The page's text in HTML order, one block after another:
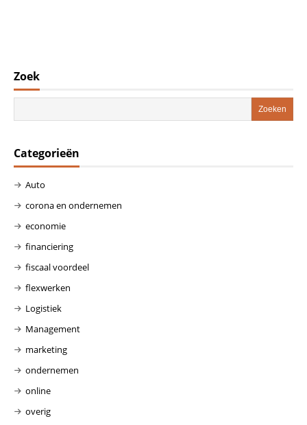
Zoek
Categorieën
Auto
corona en ondernemen
economie
financiering
fiscaal voordeel
flexwerken
Logistiek
Management
marketing
ondernemen
online
overig